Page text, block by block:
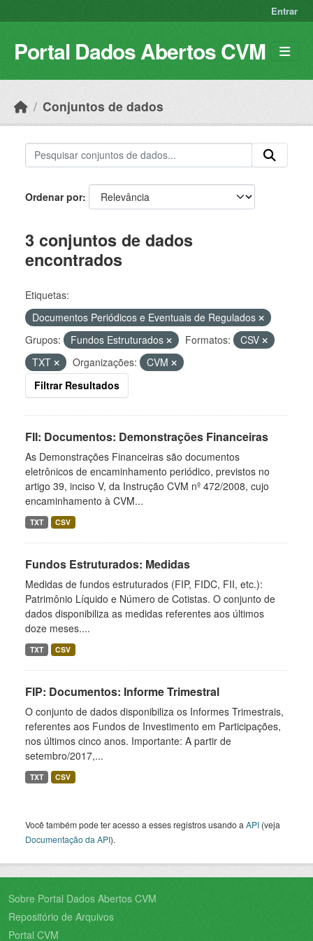
Entrar
Portal Dados Abertos CVM
Conjuntos de dados
Ordenar por
3 conjuntos de dados
encontrados
Etiquetas:
Documentos Periódicos e Eventuais de Regulados
Grupos:
Fundos Estruturados Formatos:
CSV
TXT
Organizações:
CVM
Filtrar Resultados
FII: Documentos: Demonstrações Financeiras
As Demonstrações Financeiras são documentos
eletrônicos de encaminhamento periódico, previstos no
artigo 39, inciso V, da Instrução CVM nº 472/2008, cujo
encaminhamento à CVM...
TXT CSV
Fundos Estruturados: Medidas
Medidas de fundos estruturados (FIP, FIDC, FII, etc.):
Patrimônio Líquido e Número de Cotistas. O conjunto de
dados disponibiliza as medidas referentes aos últimos
doze meses....
TXT CSV
FIP: Documentos: Informe Trimestral
O conjunto de dados disponibiliza os Informes Trimestrais,
referentes aos Fundos de Investimento em Participações,
nos últimos cinco anos. Importante: A partir de
setembro/2017,...
TXT CSV
Você também pode ter acesso a esses registros usando a API (veja
Documentação da API).
Sobre Portal Dados Abertos CVM
Repositório de Arquivos
Portal CVM